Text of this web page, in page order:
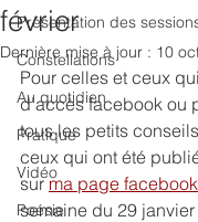
Présentation des
Constellations
Au quotidien
Pratique
Vidéo
Poésie
février
Dernière mise à jour : 10
Pour celles et ceux
d’accès facebook ou
tous les petits
ceux qui ont été
sur ma page facebook
semaine du 29